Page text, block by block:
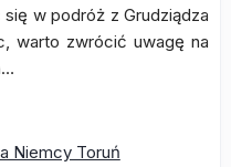
się w podróż z Grudziądza
warto zwrócić uwagę na
Niemcy Toruń